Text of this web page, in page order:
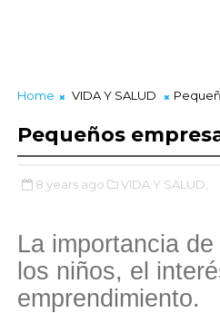
Home VIDA Y SALUD
Pequeños
8 years ago VIDA Y SALUD,
La importancia
los niños, el
emprendimiento.